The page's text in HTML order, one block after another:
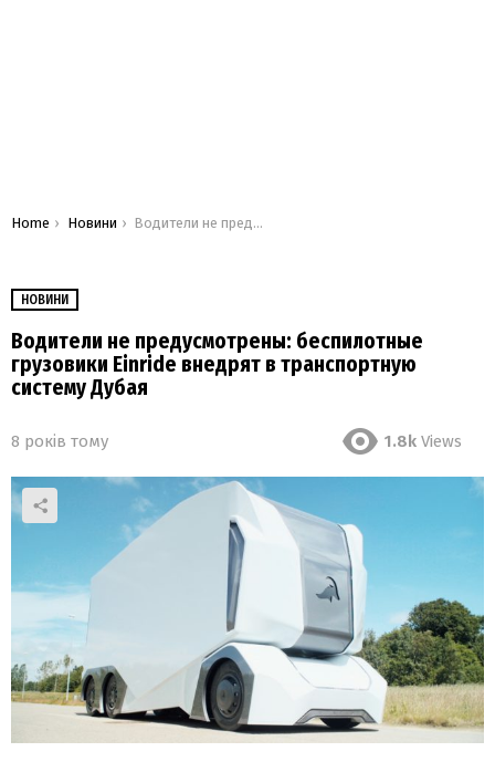
You are here:
Home Новини Водители не предусмотрены: беспилотные грузовики Einride внедрят в транспортную систему Дубая
НОВИНИ
Водители не предусмотрены: беспилотные
грузовики Einride внедрят в транспортную
систему Дубая
8 років тому 1.8k Views